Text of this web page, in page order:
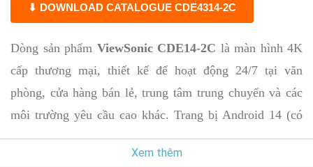
⬇ DOWNLOAD CATALOGUE CDE4314-2C
Dòng sản phẩm ViewSonic CDE14-2C là màn hình 4K
cấp thương mại, thiết kế để hoạt động 24/7 tại văn
phòng, cửa hàng bán lẻ, trung tâm trung chuyển và các
môi trường yêu cầu cao khác. Trang bị Android 14 (có
thể nâng cấp lên Android 16) và SoC lõi tứ với RAM 4
GB, màn hình hỗ trợ đa nhiệm mượt mà và khởi động
Xem thêm